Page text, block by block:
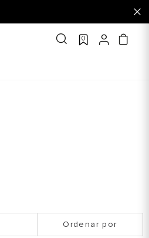
0
Ordenar por